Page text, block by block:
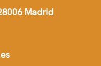
Madrid